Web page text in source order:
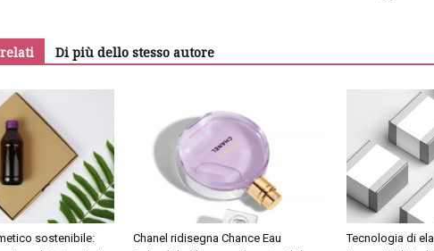
Di più dello stesso autore
sostenibile:
Chanel ridisegna Chance Eau
Tecnologia di